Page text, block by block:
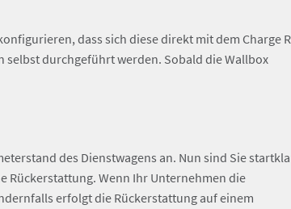
dass sich diese direkt mit dem Charge
durchgeführt werden. Sobald die Wallbox
des Dienstwagens an. Nun sind Sie
Rückerstattung. Wenn Ihr Unternehmen die
erfolgt die Rückerstattung auf einem